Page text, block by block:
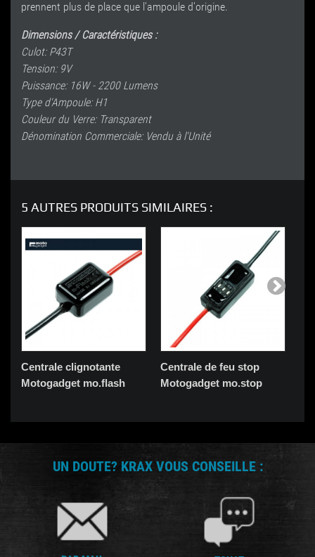
prennent plus de place que l'ampoule d'origine.
Dimensions / Caractéristiques :
Culot: P43T
Tension: 9V
Puissance: 16W - 2200 Lumens
Type d'Ampoule: H1
Couleur du Verre: Transparent
Dénomination Commerciale: Vendu à l'Unité
5 AUTRES PRODUITS SIMILAIRES :
Centrale clignotante
Motogadget mo.flash
Centrale de feu stop
Motogadget mo.stop
UN DOUTE? KRAX VOUS CONSEILLE :